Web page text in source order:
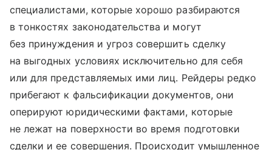
специалистами, которые хорошо разбираются
в тонкостях законодательства и могут
без принуждения и угроз совершить сделку
на выгодных условиях исключительно для себя
или для представляемых ими лиц. Рейдеры редко
прибегают к фальсификации документов, они
оперируют юридическими фактами, которые
не лежат на поверхности во время подготовки
сделки и ее совершения. Происходит умышленное